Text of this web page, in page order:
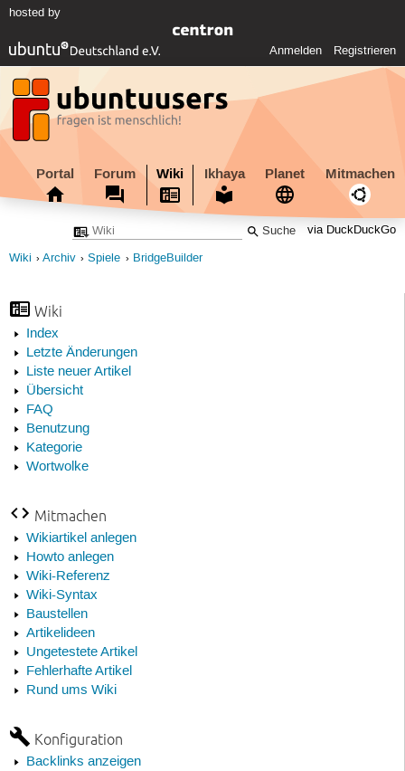
hosted by
Anmelden Registrieren
Portal Forum Wiki Ikhaya Planet Mitmachen
via DuckDuckGo
Wiki Archiv Spiele BridgeBuilder
Wiki
Index
Letzte Änderungen
Liste neuer Artikel
Übersicht
FAQ
Benutzung
Kategorie
Wortwolke
Mitmachen
Wikiartikel anlegen
Howto anlegen
Wiki-Referenz
Wiki-Syntax
Baustellen
Artikelideen
Ungetestete Artikel
Fehlerhafte Artikel
Rund ums Wiki
Konfiguration
Backlinks anzeigen